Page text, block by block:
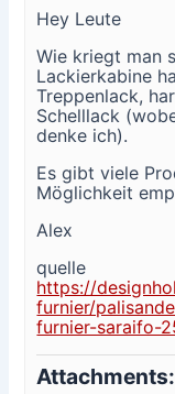
Hey Leute
Wie kriegt man
Lackierkabine
Treppenlack,
Schelllack
denke ich).
Es gibt viele
Möglichkeit
Alex
quelle
https://
furnier/
furnier-saraifo-
Attachments: